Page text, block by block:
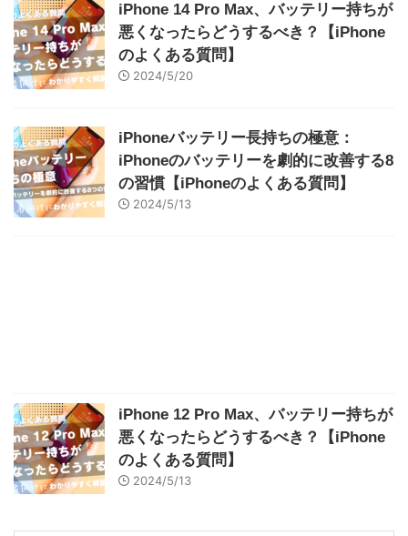
iPhone 14 Pro Max、バッテリー持ちが
悪くなったらどうするべき？【iPhone
のよくある質問】
2024/5/20
iPhoneバッテリー長持ちの極意：
iPhoneのバッテリーを劇的に改善する8
の習慣【iPhoneのよくある質問】
2024/5/13
iPhone 12 Pro Max、バッテリー持ちが
悪くなったらどうするべき？【iPhone
のよくある質問】
2024/5/13